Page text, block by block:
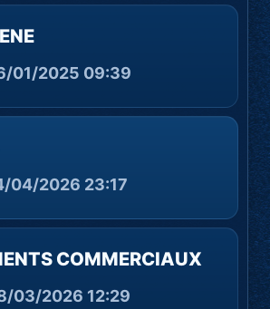
01/2025 09:39
04/2026 23:17
COMMERCIAUX
03/2026 12:29